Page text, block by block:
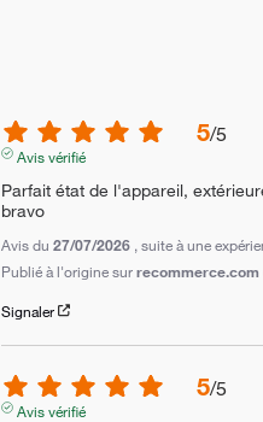
5/5
Avis vérifié
Parfait état de l'appareil,
bravo
Avis du27/07/2026 , suite à une
Publié à l'origine surrecommerce.com
Signaler
5/5
Avis vérifié